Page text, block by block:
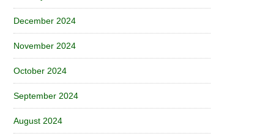
December 2024
November 2024
October 2024
September 2024
August 2024